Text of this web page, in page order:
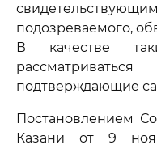
подозреваемого,
В качестве
подтверждающие
Постановлением
Казани от 9